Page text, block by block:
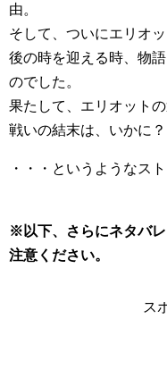
由。
そして、ついにエリオ
後の時を迎える時、物
のでした。
果たして、エリオット
戦いの結末は、いかに？
・・・というようなス
※以下、さらにネタバ
注意ください。
ス